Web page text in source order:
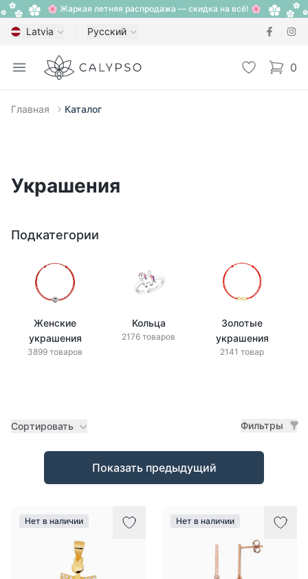
🌸 Жаркая летняя распродажа — скидка на всё! 🌸
Latvia Русский
Open menu
Calypso Избранное
0
items
Главная Каталог
Украшения
Подкатегории
Женские
украшения
3899 товаров
Кольца
2176 товаров
Золотые
украшения
2141 товар
Сортировать Фильтры
Товары
Показать предыдущий
Нет в наличии Нет в наличии